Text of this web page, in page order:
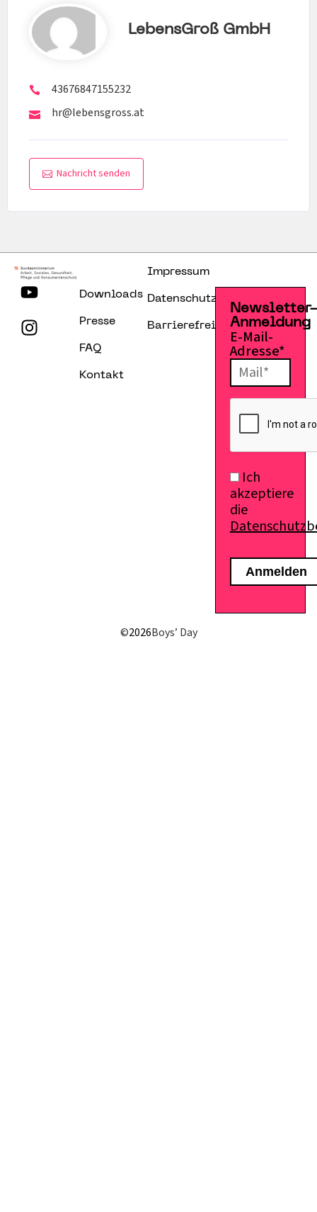
LebensGroß GmbH
43676847155232
hr@lebensgross.at
Nachricht senden
Downloads
Presse
FAQ
Kontakt
Impressum
Datenschutzerklärung
Barrierefreiheitserklärung
Anmeldung
E-Mail-
Adresse*
Ich
akzeptiere
die
©2026Boys’ Day